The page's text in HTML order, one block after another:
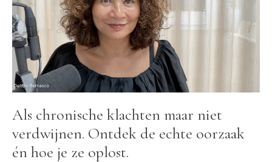
Als chronische klachten maar niet
verdwijnen. Ontdek de echte oorzaak
én hoe je ze oplost.